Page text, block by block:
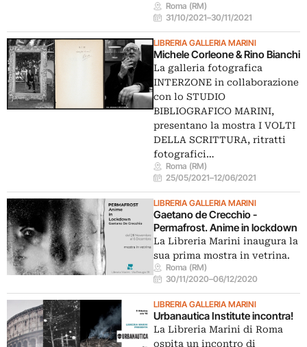
Roma (RM)
31/10/2021–30/11/2021
LIBRERIA GALLERIA MARINI
Michele Corleone & Rino Bianchi
La galleria fotografica
INTERZONE in collaborazione
con lo STUDIO
BIBLIOGRAFICO MARINI,
presentano la mostra I VOLTI
DELLA SCRITTURA, ritratti
fotografici…
Roma (RM)
25/05/2021–12/06/2021
LIBRERIA GALLERIA MARINI
Gaetano de Crecchio -
Permafrost. Anime in lockdown
La Libreria Marini inaugura la
sua prima mostra in vetrina.
Roma (RM)
30/11/2020–06/12/2020
LIBRERIA GALLERIA MARINI
Urbanautica Institute incontra!
La Libreria Marini di Roma
ospita un incontro di